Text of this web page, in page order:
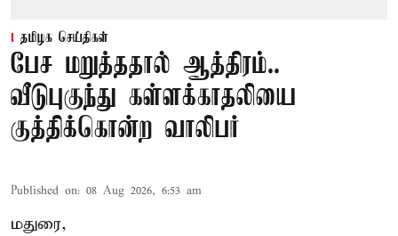
தமிழக செய்திகள்
பேச மறுத்ததால் ஆத்திரம்..
வீடுபுகுந்து கள்ளக்காதலியை
குத்திக்கொன்ற வாலிபர்
Published on: 08 Aug 2026, 6:53 am
மதுரை,